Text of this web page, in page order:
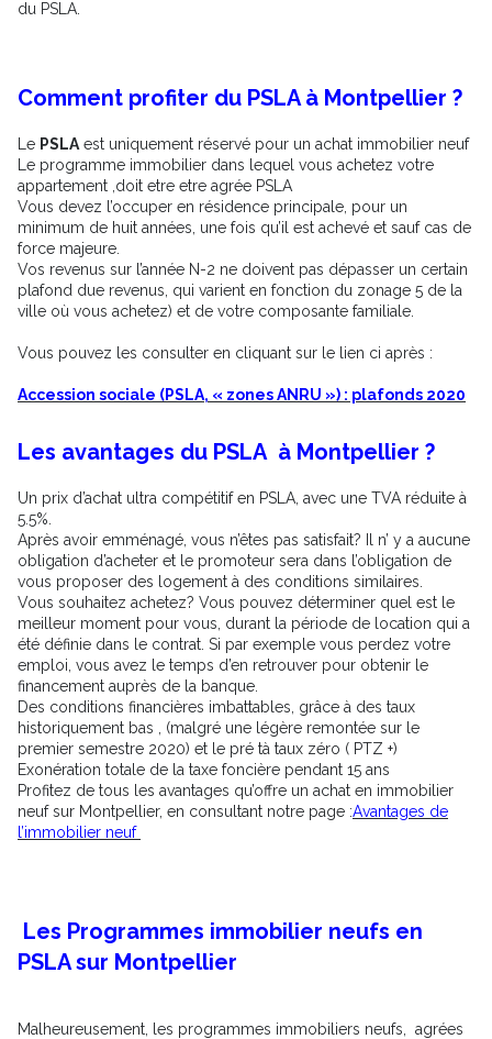
du PSLA.
Comment profiter du PSLA à Montpellier ?
Le PSLA est uniquement réservé pour un achat immobilier neuf
Le programme immobilier dans lequel vous achetez votre
appartement ,doit etre etre agrée PSLA
Vous devez l’occuper en résidence principale, pour un
minimum de huit années, une fois qu’il est achevé et sauf cas de
force majeure.
Vos revenus sur l’année N-2 ne doivent pas dépasser un certain
plafond due revenus, qui varient en fonction du zonage 5 de la
ville où vous achetez) et de votre composante familiale.
Vous pouvez les consulter en cliquant sur le lien ci après :
Accession sociale (PSLA, « zones ANRU ») : plafonds 2020
Les avantages du PSLA à Montpellier ?
Un prix d’achat ultra compétitif en PSLA, avec une TVA réduite à
5.5%.
Après avoir emménagé, vous n’êtes pas satisfait? Il n’ y a aucune
obligation d’acheter et le promoteur sera dans l’obligation de
vous proposer des logement à des conditions similaires.
Vous souhaitez achetez? Vous pouvez déterminer quel est le
meilleur moment pour vous, durant la période de location qui a
été définie dans le contrat. Si par exemple vous perdez votre
emploi, vous avez le temps d’en retrouver pour obtenir le
financement auprès de la banque.
Des conditions financières imbattables, grâce à des taux
historiquement bas , (malgré une légère remontée sur le
premier semestre 2020) et le pré tà taux zéro ( PTZ +)
Exonération totale de la taxe foncière pendant 15 ans
Profitez de tous les avantages qu’offre un achat en immobilier
neuf sur Montpellier, en consultant notre page :Avantages de
l’immobilier neuf
Les Programmes immobilier neufs en
PSLA sur Montpellier
Malheureusement, les programmes immobiliers neufs, agrées